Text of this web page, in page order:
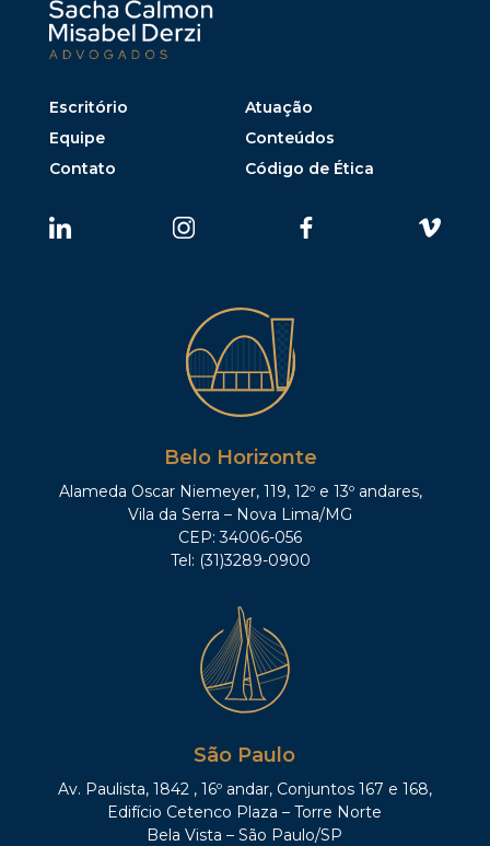
Escritório
Atuação
Equipe
Conteúdos
Contato
Código de Ética
Belo Horizonte
Alameda Oscar Niemeyer, 119, 12º e 13º andares,
Vila da Serra – Nova Lima/MG
CEP: 34006-056
Tel: (31)3289-0900
São Paulo
Av. Paulista, 1842 , 16º andar, Conjuntos 167 e 168,
Edifício Cetenco Plaza – Torre Norte
Bela Vista – São Paulo/SP